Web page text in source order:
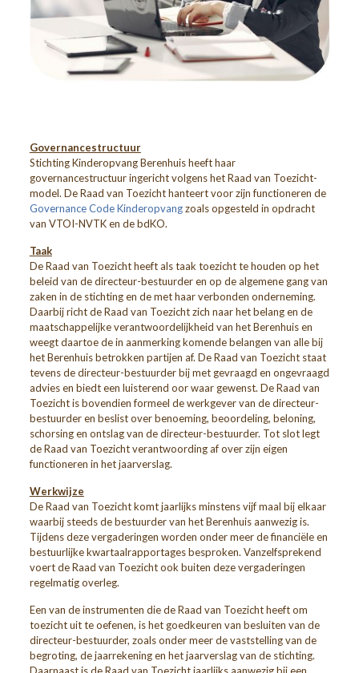
Governancestructuur
Stichting Kinderopvang Berenhuis heeft haar
governancestructuur ingericht volgens het Raad van Toezicht-
model. De Raad van Toezicht hanteert voor zijn functioneren de
Governance Code Kinderopvangzoals opgesteld in opdracht
van VTOI-NVTK en de bdKO.
Taak
De Raad van Toezicht heeft als taak toezicht te houden op het
beleid van de directeur-bestuurder en op de algemene gang van
zaken in de stichting en de met haar verbonden onderneming.
Daarbij richt de Raad van Toezicht zich naar het belang en de
maatschappelijke verantwoordelijkheid van het Berenhuis en
weegt daartoe de in aanmerking komende belangen van alle bij
het Berenhuis betrokken partijen af. De Raad van Toezicht staat
tevens de directeur-bestuurder bij met gevraagd en ongevraagd
advies en biedt een luisterend oor waar gewenst. De Raad van
Toezicht is bovendien formeel de werkgever van de directeur-
bestuurder en beslist over benoeming, beoordeling, beloning,
schorsing en ontslag van de directeur-bestuurder. Tot slot legt
de Raad van Toezicht verantwoording af over zijn eigen
functioneren in het jaarverslag.
Werkwijze
De Raad van Toezicht komt jaarlijks minstens vijf maal bij elkaar
waarbij steeds de bestuurder van het Berenhuis aanwezig is.
Tijdens deze vergaderingen worden onder meer de financiële en
bestuurlijke kwartaalrapportages besproken. Vanzelfsprekend
voert de Raad van Toezicht ook buiten deze vergaderingen
regelmatig overleg.
Een van de instrumenten die de Raad van Toezicht heeft om
toezicht uit te oefenen, is het goedkeuren van besluiten van de
directeur-bestuurder, zoals onder meer de vaststelling van de
begroting, de jaarrekening en het jaarverslag van de stichting.
Daarnaast is de Raad van Toezicht jaarlijks aanwezig bij een